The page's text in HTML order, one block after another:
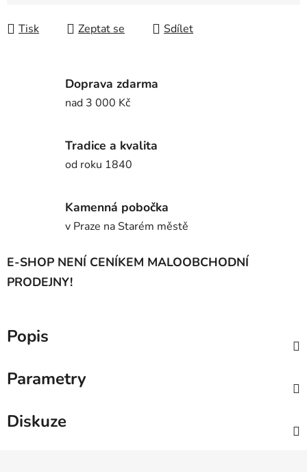
Tisk Zeptat se Sdílet
Doprava zdarma
nad 3 000 Kč
Tradice a kvalita
od roku 1840
Kamenná pobočka
v Praze na Starém městě
E-SHOP NENÍ CENÍKEM MALOOBCHODNÍ
PRODEJNY!
Popis
Parametry
Diskuze